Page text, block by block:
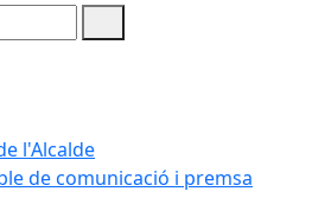
l'Alcalde
de comunicació i premsa